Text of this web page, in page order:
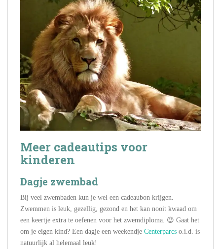
Meer cadeautips voor
kinderen
Dagje zwembad
Bij veel zwembaden kun je wel een cadeaubon krijgen.
Zwemmen is leuk, gezellig, gezond en het kan nooit kwaad om
een keertje extra te oefenen voor het zwemdiploma. 😉 Gaat het
om je eigen kind? Een dagje een weekendje Centerparcs o.i.d. is
natuurlijk al helemaal leuk!